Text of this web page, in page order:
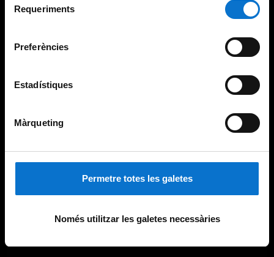
consultar laPolítica de galetes del lloc web de la
Requeriments
Preferències
Estadístiques
Màrqueting
Permetre totes les galetes
Només utilitzar les galetes necessàries